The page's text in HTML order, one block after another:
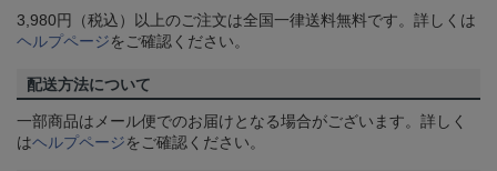
3,980円（税込）以上のご注文は全国一律送料無料です。詳しくは
ヘルプページをご確認ください。
配送方法について
一部商品はメール便でのお届けとなる場合がございます。詳しく
はヘルプページをご確認ください。